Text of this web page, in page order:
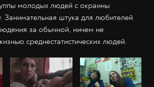
молодых людей с окраины
Занимательная штука для любителей
за обычной, ничем не
среднестатистических людей.